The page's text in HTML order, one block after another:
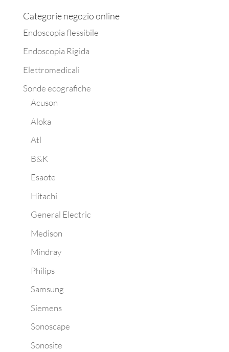
Categorie negozio online
Endoscopia flessibile
Endoscopia Rigida
Elettromedicali
Sonde ecografiche
Acuson
Aloka
Atl
B&K
Esaote
Hitachi
General Electric
Medison
Mindray
Philips
Samsung
Siemens
Sonoscape
Sonosite